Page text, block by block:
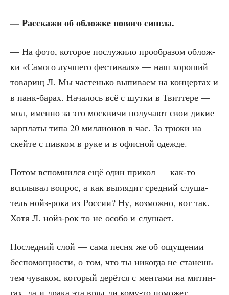
— Рас­ска­жи об облож­ке ново­го сингла.
— На фото, кото­рое послу­жи­ло про­об­ра­зом облож­
ки «Само­го луч­ше­го фести­ва­ля» — наш хоро­ший
това­рищ Л. Мы частень­ко выпи­ва­ем на кон­цер­тах и
в панк-барах. Нача­лось всё с шут­ки в Твит­те­ре —
мол, имен­но за это моск­ви­чи полу­ча­ют свои дикие
зар­пла­ты типа 20 мил­ли­о­нов в час. За трю­ки на
скей­те с пив­ком в руке и в офис­ной одежде.
Потом вспом­нил­ся ещё один при­кол — как-то
всплы­вал вопрос, а как выгля­дит сред­ний слу­ша­
тель нойз-рока из Рос­сии? Ну, воз­мож­но, вот так.
Хотя Л. нойз-рок то не осо­бо и слушает.
Послед­ний слой — сама пес­ня же об ощу­ще­нии
бес­по­мощ­но­сти, о том, что ты нико­гда не ста­нешь
тем чува­ком, кото­рый дерёт­ся с мен­та­ми на митин­
гах, да и дра­ка эта вряд ли кому-то помо­жет.